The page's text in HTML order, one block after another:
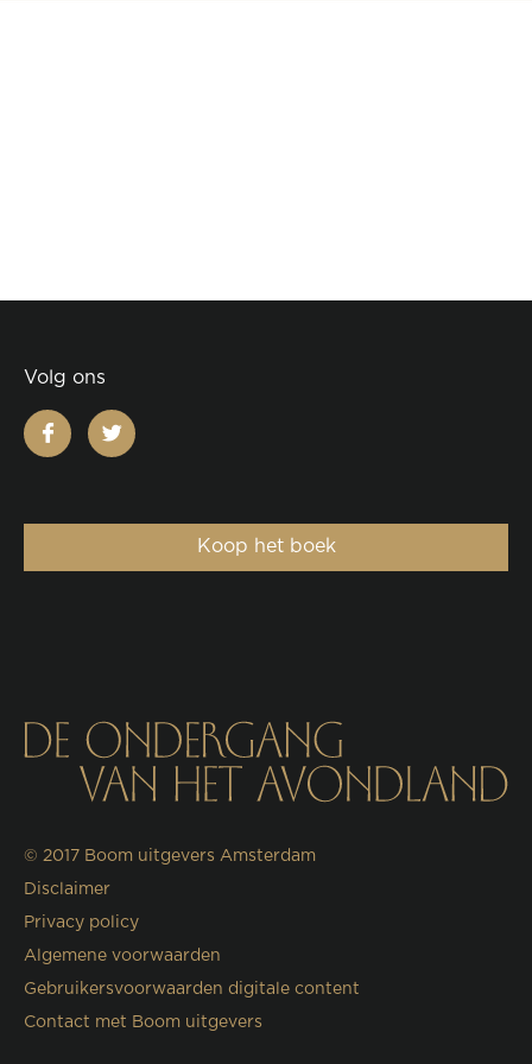
Volg ons
facebooktwitter
Koop het boek
© 2017 Boom uitgevers Amsterdam
Disclaimer
Privacy policy
Algemene voorwaarden
Gebruikersvoorwaarden digitale content
Contact met Boom uitgevers